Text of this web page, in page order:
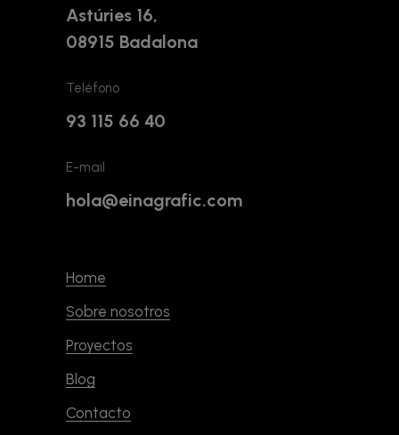
Astúries 16,
08915 Badalona
Teléfono
93 115 66 40
E-mail
hola@einagrafic.com
Home
Sobre nosotros
Proyectos
Blog
Contacto